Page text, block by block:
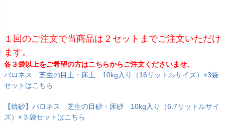
１回のご注文で当商品は２セットまでご注文いただけ
ます。
各３袋以上をご希望の方はこちらからご注文くださいませ。
バロネス 芝生の目土・床土 10kg入り（16リットルサイズ）×3袋
セットはこちら
【焼砂】バロネス 芝生の目砂・床砂 10kg入り（6.7リットルサイ
ズ）×３袋セットはこちら